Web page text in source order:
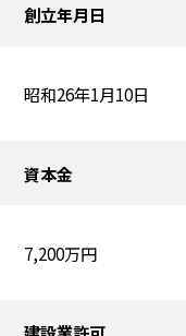
創立年月日
昭和26年1月10日
資本金
7,200万円